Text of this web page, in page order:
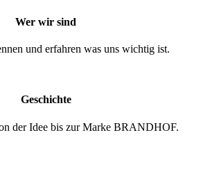
Wer wir sind
und erfahren was uns wichtig ist.
Geschichte
der Idee bis zur Marke BRANDHOF.